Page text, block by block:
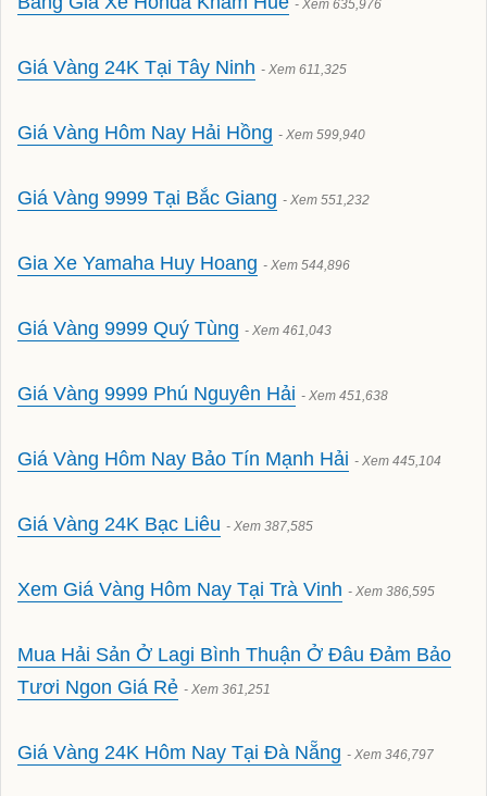
son whoo
rong nho tươi
thiết bị spa
- Xem 635,976
Giá Vàng 24K Tại Tây Ninh - Xem 611,325
Giá Vàng Hôm Nay Hải Hồng - Xem 599,940
Giá Vàng 9999 Tại Bắc Giang - Xem 551,232
Gia Xe Yamaha Huy Hoang - Xem 544,896
Giá Vàng 9999 Quý Tùng - Xem 461,043
Giá Vàng 9999 Phú Nguyên Hải - Xem 451,638
Giá Vàng Hôm Nay Bảo Tín Mạnh Hải - Xem 445,104
Giá Vàng 24K Bạc Liêu - Xem 387,585
Xem Giá Vàng Hôm Nay Tại Trà Vinh - Xem 386,595
Mua Hải Sản Ở Lagi Bình Thuận Ở Đâu Đảm Bảo
Tươi Ngon Giá Rẻ - Xem 361,251
Giá Vàng 24K Hôm Nay Tại Đà Nẵng - Xem 346,797